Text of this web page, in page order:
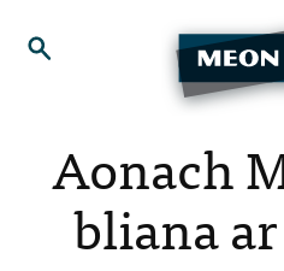
Aonach
bliana